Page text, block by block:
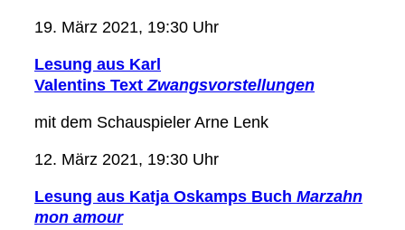
19. März 2021, 19:30 Uhr
Lesung aus Karl
Valentins TextZwangsvorstellungen
mit dem Schauspieler Arne Lenk
12. März 2021, 19:30 Uhr
Lesung aus Katja Oskamps Buch Marzahn
mon amour